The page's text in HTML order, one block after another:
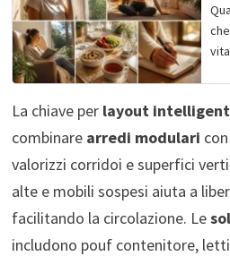
vita
La chiave per layout
combinare arredi modulari
valorizzi corridoi e superfici
alte e mobili sospesi aiuta a
facilitando la circolazione. Le
includono pouf contenitore,